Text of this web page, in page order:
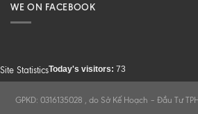
WE ON FACEBOOK
Site StatisticsToday's visitors: 73
GPKD: 0316135028 , do Sở Kế Hoạch – Đầu Tư